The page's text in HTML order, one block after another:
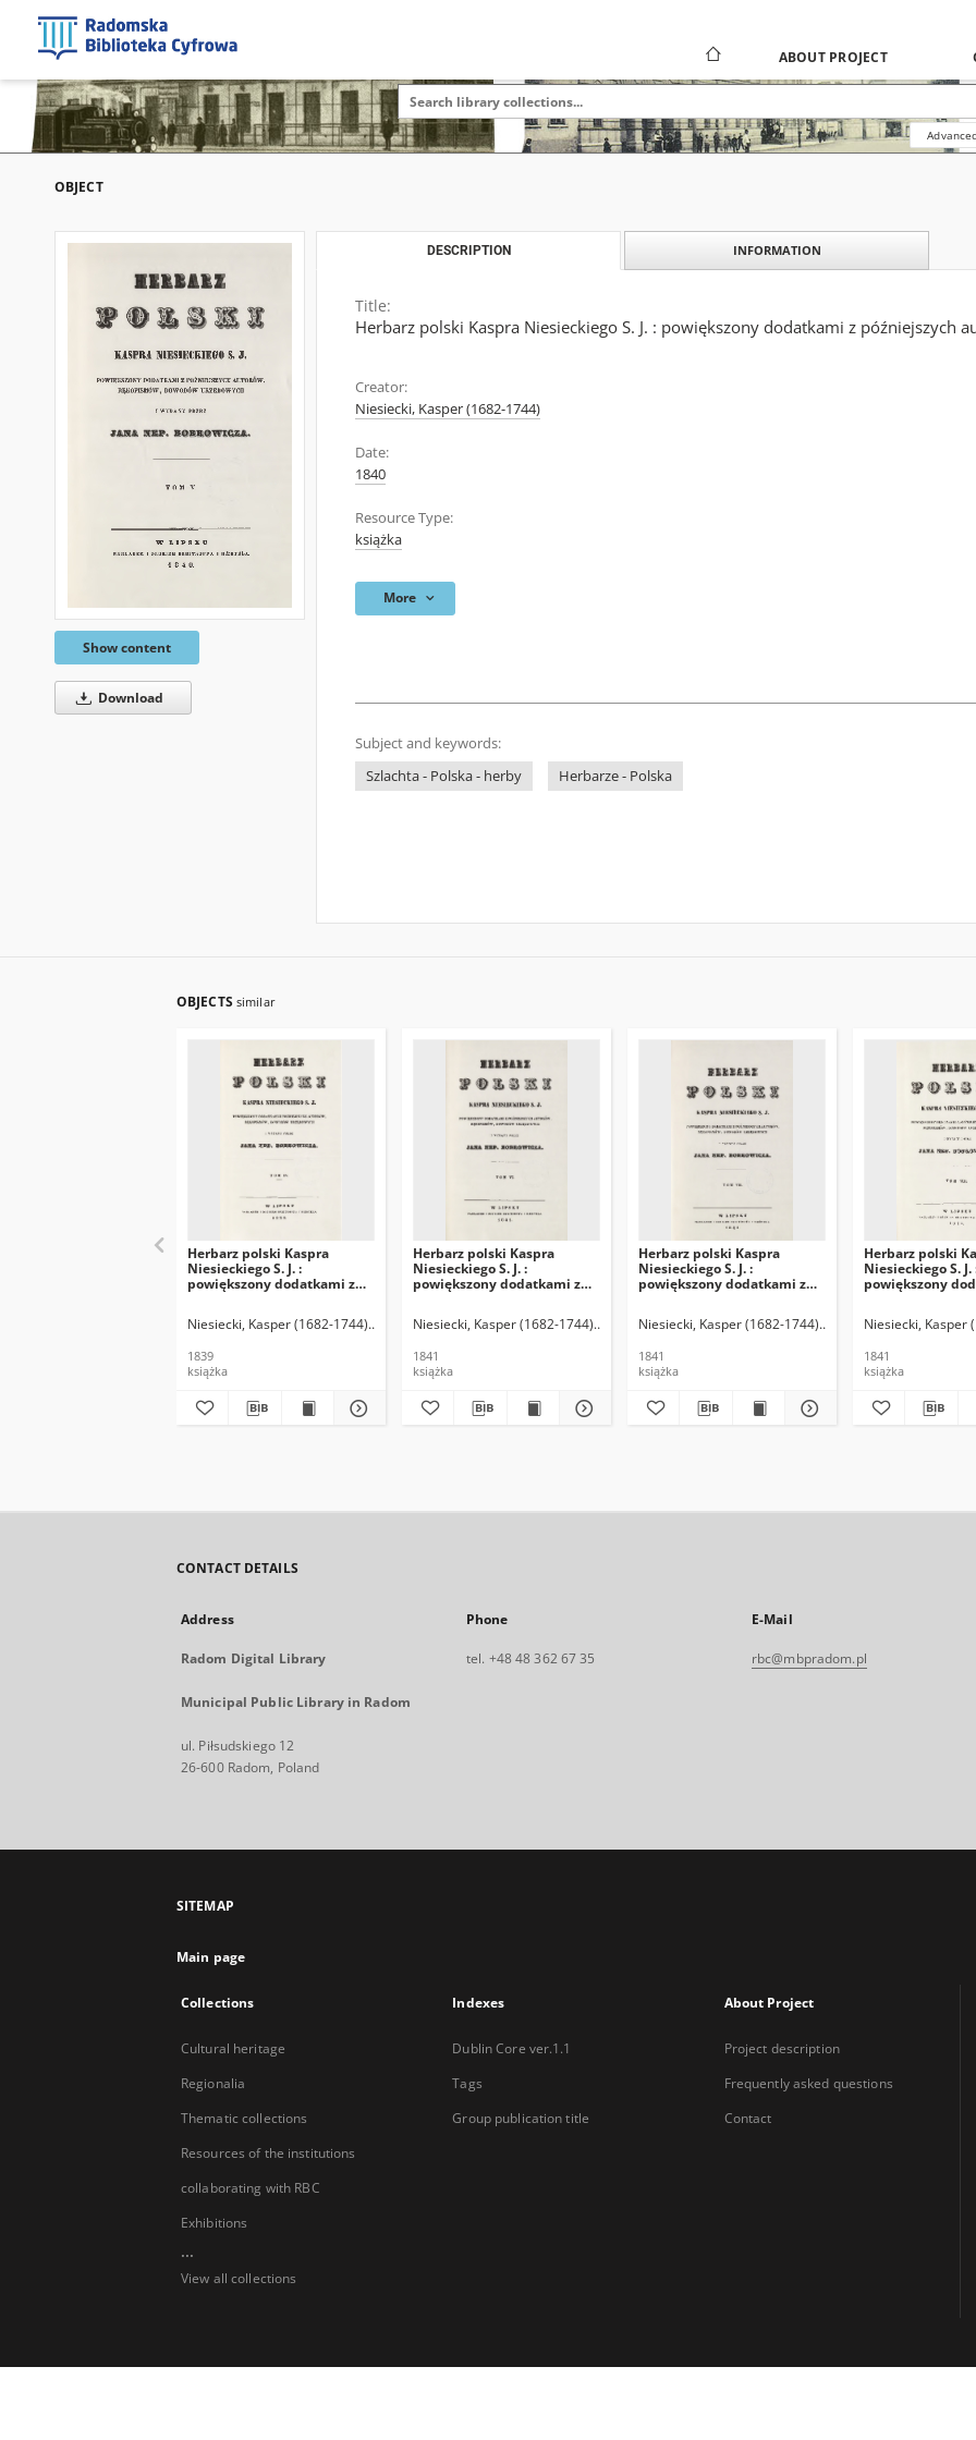
ABOUT PROJECT
OBJECT
Show content
Download
DESCRIPTION INFORMATION
Title:
Herbarz polski Kaspra Niesieckiego S. J. : powiększony dodatkami z
Creator:
Niesiecki, Kasper (1682-1744)
Date:
1840
Resource Type:
książka
More
Subject and keywords:
Szlachta - Polska - herby
Herbarze - Polska
OBJECTS similar
Herbarz polski Kaspra
Niesieckiego S. J. :
powiększony dodatkami z
urzędowych T. 4
Niesiecki, Kasper (1682-1744) Bobrowicz, Jan Nepomucen (1805-1881) Wyd.
1839
książka
Herbarz polski Kaspra
Niesieckiego S. J. :
powiększony dodatkami z
urzędowych T. 6
Niesiecki, Kasper (1682-1744) Bobrowicz, Jan Nepomucen (1805-1881) Wyd.
1841
książka
Herbarz polski Kaspra
Niesieckiego S. J. :
powiększony dodatkami z
urzędowych T. 7
Niesiecki, Kasper (1682-1744) Bobrowicz, Jan
1841
książka
Herbarz polski
Niesieckiego S. J.
powiększony
urzędowych T. 8
Niesiecki, Kasper
1841
książka
CONTACT DETAILS
Address
Radom Digital Library
Municipal Public Library in Radom
ul. Piłsudskiego 12
26-600 Radom, Poland
Phone
tel. +48 48 362 67 35
E-Mail
rbc@mbpradom.pl
SITEMAP
Main page
Collections
Cultural heritage
Regionalia
Thematic collections
Resources of the institutions
collaborating with RBC
Exhibitions
...
View all collections
Indexes
Dublin Core ver.1.1
Tags
Group publication title
About Project
Project description
Frequently asked questions
Contact